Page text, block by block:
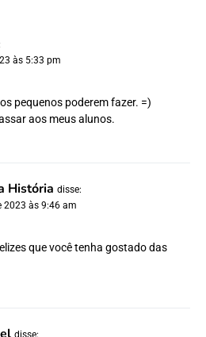
às 5:33 pm
pequenos poderem fazer. =)
aos meus alunos.
História disse:
2023 às 9:46 am
que você tenha gostado das